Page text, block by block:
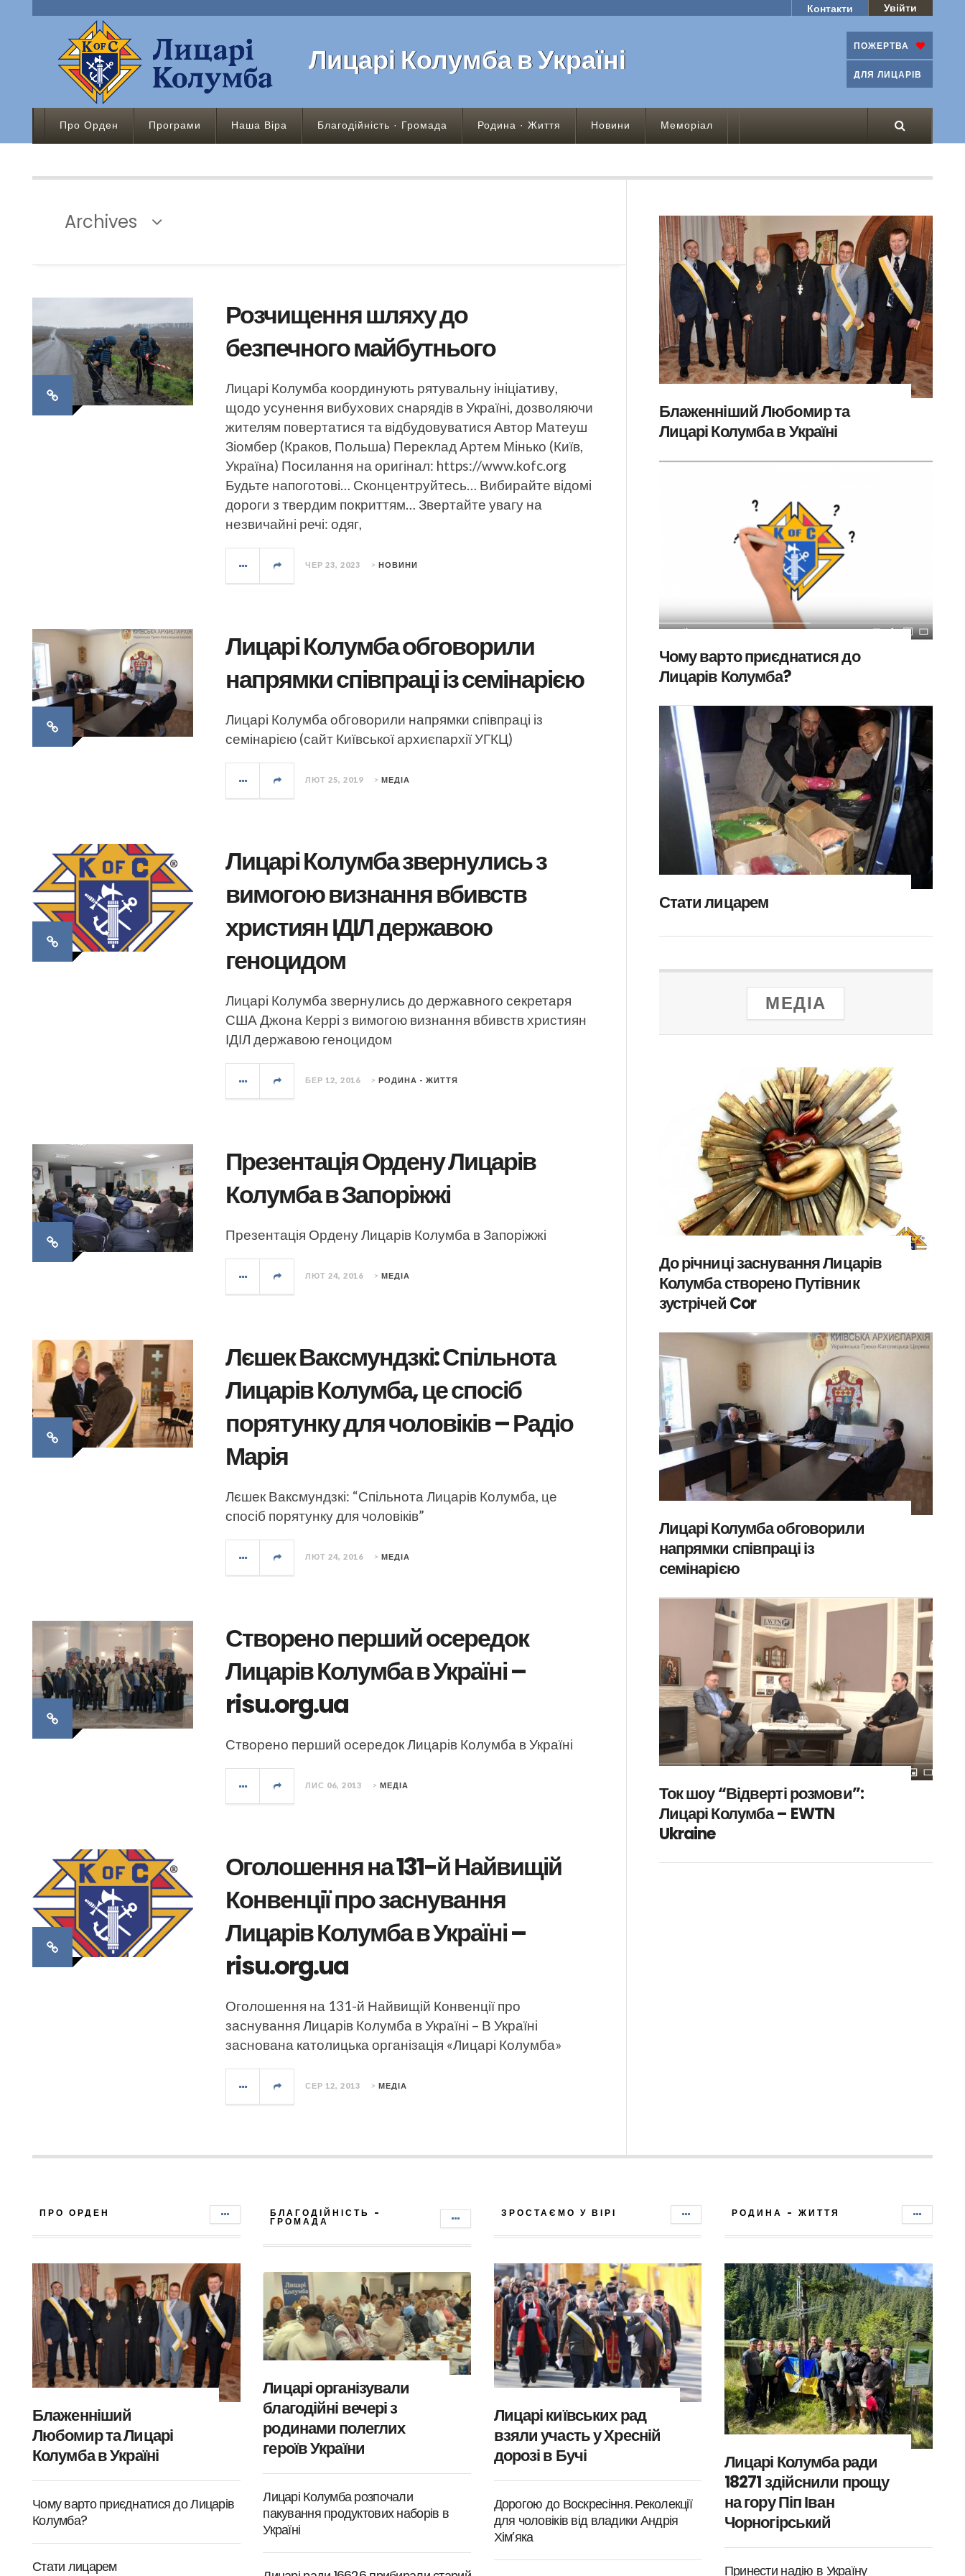
Контакти Увійти
Лицарі Колумба в Україні ПОЖЕРТВА
ДЛЯ ЛИЦАРІВ
Про Орден Програми Наша Віра Благодійність · Громада Родина · Життя Новини Меморіал
Archives
Розчищення шляху до
безпечного майбутнього
Лицарі Колумба координують рятувальну ініціативу,
щодо усунення вибухових снарядів в Україні, дозволяючи
жителям повертатися та відбудовуватися Автор Матеуш
Зіомбер (Краков, Польша) Переклад Артем Мінько (Київ,
Україна) Посилання на оригінал: https://www.kofc.org
Будьте напоготові… Сконцентруйтесь… Вибирайте відомі
дороги з твердим покриттям… Звертайте увагу на
незвичайні речі: одяг,
ЧЕР 23, 2023 > НОВИНИ
Лицарі Колумба обговорили
напрямки співпраці із семінарією
Лицарі Колумба обговорили напрямки співпраці із
семінарією (сайт Київської архиєпархії УГКЦ)
ЛЮТ 25, 2019 > МЕДІА
Лицарі Колумба звернулись з
вимогою визнання вбивств
християн ІДІЛ державою
геноцидом
Лицарі Колумба звернулись до державного секретаря
США Джона Керрі з вимогою визнання вбивств християн
ІДІЛ державою геноцидом
БЕР 12, 2016 > РОДИНА - ЖИТТЯ
Презентація Ордену Лицарів
Колумба в Запоріжжі
Презентація Ордену Лицарів Колумба в Запоріжжі
ЛЮТ 24, 2016 > МЕДІА
Лєшек Ваксмундзкі: Спільнота
Лицарів Колумба, це спосіб
порятунку для чоловіків – Радіо
Марія
Лєшек Ваксмундзкі: “Спільнота Лицарів Колумба, це
спосіб порятунку для чоловіків”
ЛЮТ 24, 2016 > МЕДІА
Створено перший осередок
Лицарів Колумба в Україні –
risu.org.ua
Створено перший осередок Лицарів Колумба в Україні
ЛИС 06, 2013 > МЕДІА
Оголошення на 131-й Найвищій
Конвенції про заснування
Лицарів Колумба в Україні –
risu.org.ua
Оголошення на 131-й Найвищій Конвенції про
заснування Лицарів Колумба в Україні – В Україні
заснована католицька організація «Лицарі Колумба»
СЕР 12, 2013 > МЕДІА
Блаженніший Любомир та
Лицарі Колумба в Україні
Чому варто приєднатися до
Лицарів Колумба?
Стати лицарем
МЕДІА
До річниці заснування Лицарів
Колумба створено Путівник
зустрічей Cor
Лицарі Колумба обговорили
напрямки співпраці із
семінарією
Ток шоу “Відверті розмови”:
Лицарі Колумба – EWTN
Ukraine
ПРО ОРДЕН
Блаженніший
Любомир та Лицарі
Колумба в Україні
Чому варто приєднатися до Лицарів
Колумба?
Стати лицарем
БЛАГОДІЙНІСТЬ -
ГРОМАДА
Лицарі організували
благодійні вечері з
родинами полеглих
героїв України
Лицарі Колумба розпочали
пакування продуктових наборів в
Україні
ЗРОСТАЄМО У ВІРІ
Лицарі київських рад
взяли участь у Хресній
дорозі в Бучі
Дорогою до Воскресіння. Реколекції
для чоловіків від владики Андрія
Хім’яка
РОДИНА - ЖИТТЯ
Лицарі Колумба ради
18271 здійснили прощу
на гору Піп Іван
Чорногірський
Принести надію в Україну